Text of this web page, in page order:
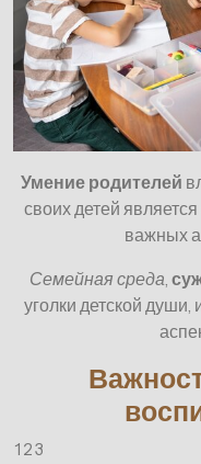
Умение родителей
своих детей
важных
Семейная среда,
уголки детской души,
1 23